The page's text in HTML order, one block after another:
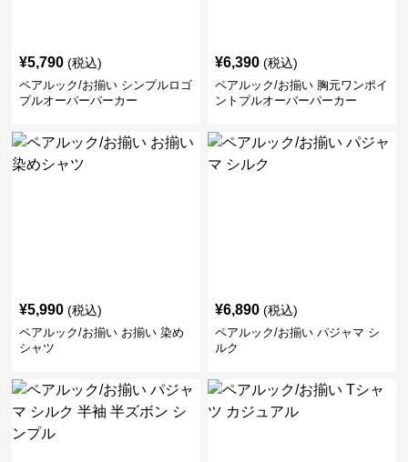
¥5,790 (税込)
ペアルック/お揃い シンプルロゴ
プルオーバーパーカー
¥6,390 (税込)
ペアルック/お揃い 胸元ワンポイ
ントプルオーバーパーカー
¥5,990 (税込)
ペアルック/お揃い お揃い 染め
シャツ
¥6,890 (税込)
ペアルック/お揃い パジャマ シ
ルク